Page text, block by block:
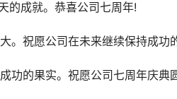
的成就。恭喜公司七周年!
。祝愿公司在未来继续保持成功
功的果实。祝愿公司七周年庆典